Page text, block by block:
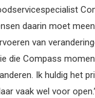
daarin moet
van
die Compass
Ik huldig het
vaak wel voor